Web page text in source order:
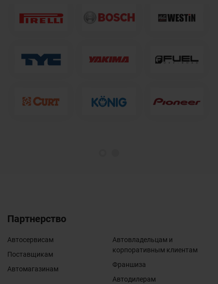
Партнерство
Автосервисам
Поставщикам
Автомагазинам
Автовладельцам и
корпоративным клиентам
Франшиза
Автодилерам